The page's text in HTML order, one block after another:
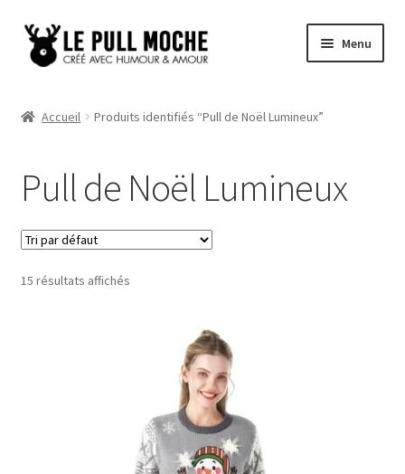
Aller
Aller
au
Menu
Pull Noël Homme
Pull Enfant
Pull Noël Promo
Accueil Produits identifiés “Pull de Noël Lumineux”
Pull de Noël Lumineux
15 résultats affichés